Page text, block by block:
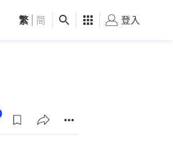
觀點 健康 好食玩飛
繁 简 登入